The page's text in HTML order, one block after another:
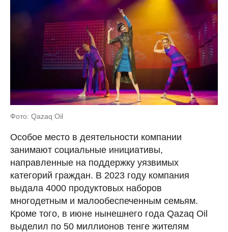
Фото: Qazaq Oil
Особое место в деятельности компании
занимают социальные инициативы,
направленные на поддержку уязвимых
категорий граждан. В 2023 году компания
выдала 4000 продуктовых наборов
многодетным и малообеспеченным семьям.
Кроме того, в июне нынешнего года Qazaq Oil
выделил по 50 миллионов тенге жителям